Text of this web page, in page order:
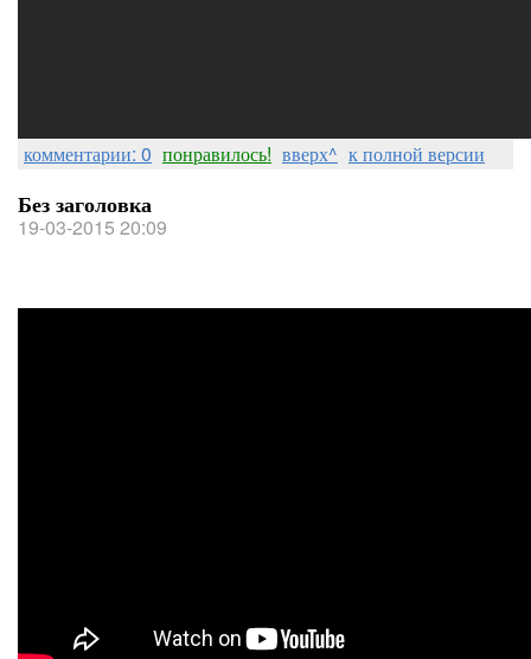
комментарии: 0 понравилось! вверх^ к полной версии
Без заголовка
19-03-2015 20:09